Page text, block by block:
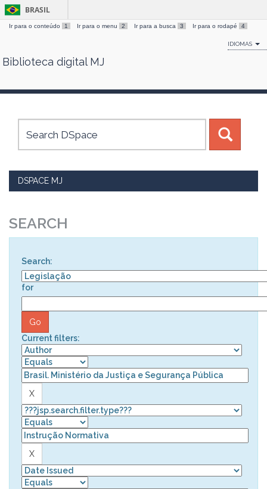
Skip
BRASIL
Ir para o conteúdo 1 Ir para o menu 2 Ir para a busca 3 Ir para o rodapé 4
IDIOMAS
Biblioteca digital MJ
DSPACE MJ
SEARCH
Search:
for
Current filters: